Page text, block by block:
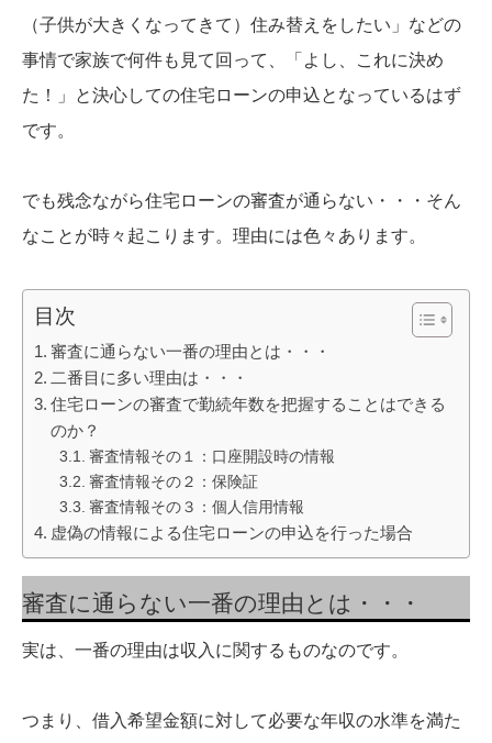
（子供が大きくなってきて）住み替えをしたい」などの
事情で家族で何件も見て回って、「よし、これに決め
た！」と決心しての住宅ローンの申込となっているはず
です。
でも残念ながら住宅ローンの審査が通らない・・・そん
なことが時々起こります。理由には色々あります。
目次
審査に通らない一番の理由とは・・・
二番目に多い理由は・・・
住宅ローンの審査で勤続年数を把握することはできる
のか？
審査情報その１：口座開設時の情報
審査情報その２：保険証
審査情報その３：個人信用情報
虚偽の情報による住宅ローンの申込を行った場合
審査に通らない一番の理由とは・・・
実は、一番の理由は収入に関するものなのです。
つまり、借入希望金額に対して必要な年収の水準を満た